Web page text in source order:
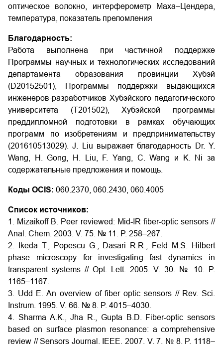
оптическое волокно, интерферометр Маха–Цендера,
температура, показатель преломления
Благодарность:
Работа выполнена при частичной поддержке
Программы научных и технологических исследований
департамента образования провинции Хубэй
(D20152501), Программы поддержки выдающихся
инженеров-разработчиков Хубэйского педагогического
университета (T201502), Хубэйской программы
преддипломной подготовки в рамках обучающих
программ по изобретениям и предпринимательству
(201610513029). J. Liu выражает благодарность Dr. Y.
Wang, H. Gong, H. Liu, F. Yang, C. Wang и K. Ni за
содержательные предложения и помощь.
Коды OCIS: 060.2370, 060.2430, 060.4005
Список источников:
1. Mizaikoff B. Peer reviewed: Mid-IR fiber-optic sensors //
Anal. Chem. 2003. V. 75. № 11. P. 258–267.
2. Ikeda T., Popescu G., Dasari R.R., Feld M.S. Hilbert
phase microscopy for investigating fast dynamics in
transparent systems // Opt. Lett. 2005. V. 30. № 10. P.
1165–1167.
3. Udd E. An overview of fiber optic sensors // Rev. Sci.
Instrum. 1995. V. 66. № 8. P. 4015–4030.
4. Sharma A.K., Jha R., Gupta B.D. Fiber-optic sensors
based on surface plasmon resonance: a comprehensive
review // Sensors Journal. IEEE. 2007. V. 7. № 8. P. 1118–